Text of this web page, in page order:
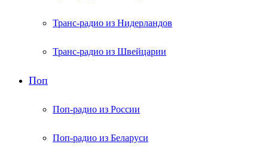
Транс-радио из Нидерландов
Транс-радио из Швейцарии
Поп
Поп-радио из России
Поп-радио из Беларуси